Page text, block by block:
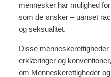
mennesker har mulighed
som de ønsker – uanset
og seksualitet.
Disse
erklæringer og
om Menneskerettigheder